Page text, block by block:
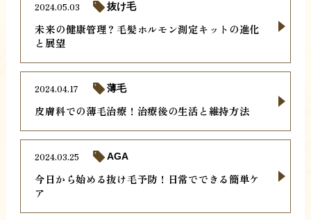
未来の健康管理？毛髪ホルモン測定キットの進化
と展望
2024.05.03 抜け毛
皮膚科での薄毛治療！治療後の生活と維持方法
2024.04.17 薄毛
今日から始める抜け毛予防！日常でできる簡単ケ
ア
2024.03.25 AGA